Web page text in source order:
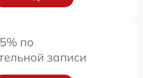
по
записи